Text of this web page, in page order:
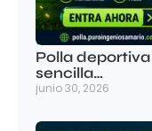
Polla
sencilla…
junio 30, 2026